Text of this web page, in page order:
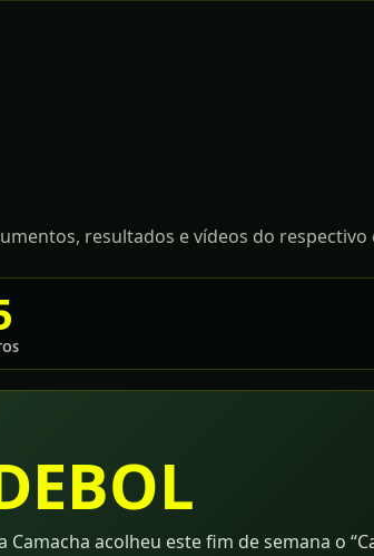
resultados e vídeos do respectivo
Camacha acolheu este fim de semana o